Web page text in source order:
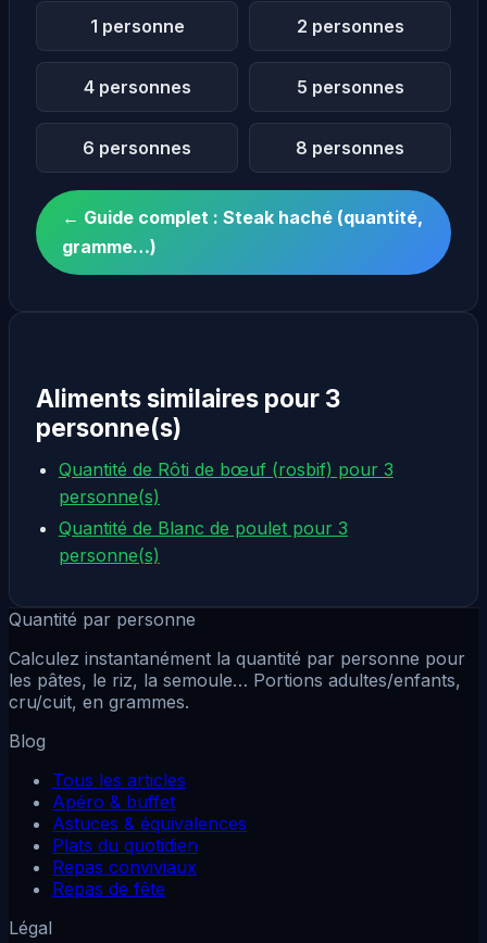
1 personne 2 personnes
4 personnes 5 personnes
6 personnes 8 personnes
← Guide complet : Steak haché (quantité,
gramme…)
Aliments similaires pour 3
personne(s)
Quantité de Rôti de bœuf (rosbif) pour 3
personne(s)
Quantité de Blanc de poulet pour 3
personne(s)
Quantité par personne
Calculez instantanément la quantité par personne pour
les pâtes, le riz, la semoule… Portions adultes/enfants,
cru/cuit, en grammes.
Blog
Tous les articles
Apéro & buffet
Astuces & équivalences
Plats du quotidien
Repas conviviaux
Repas de fête
Légal